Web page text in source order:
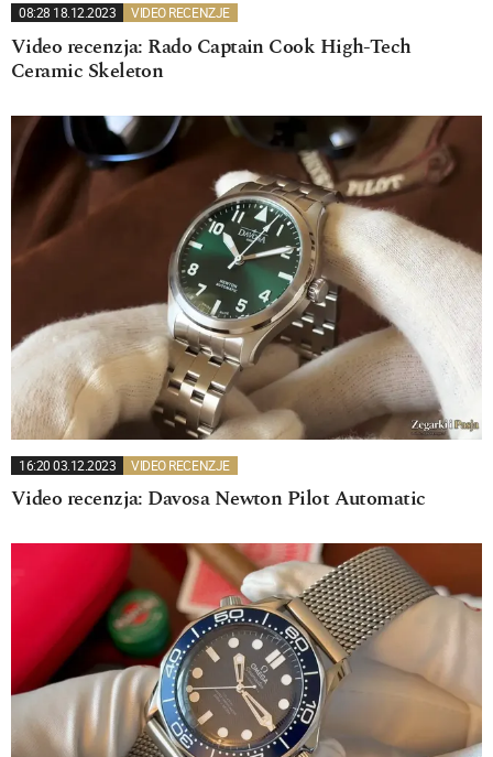
08:28 18.12.2023 VIDEO RECENZJE
Video recenzja: Rado Captain Cook High-Tech
Ceramic Skeleton
16:20 03.12.2023 VIDEO RECENZJE
Video recenzja: Davosa Newton Pilot Automatic